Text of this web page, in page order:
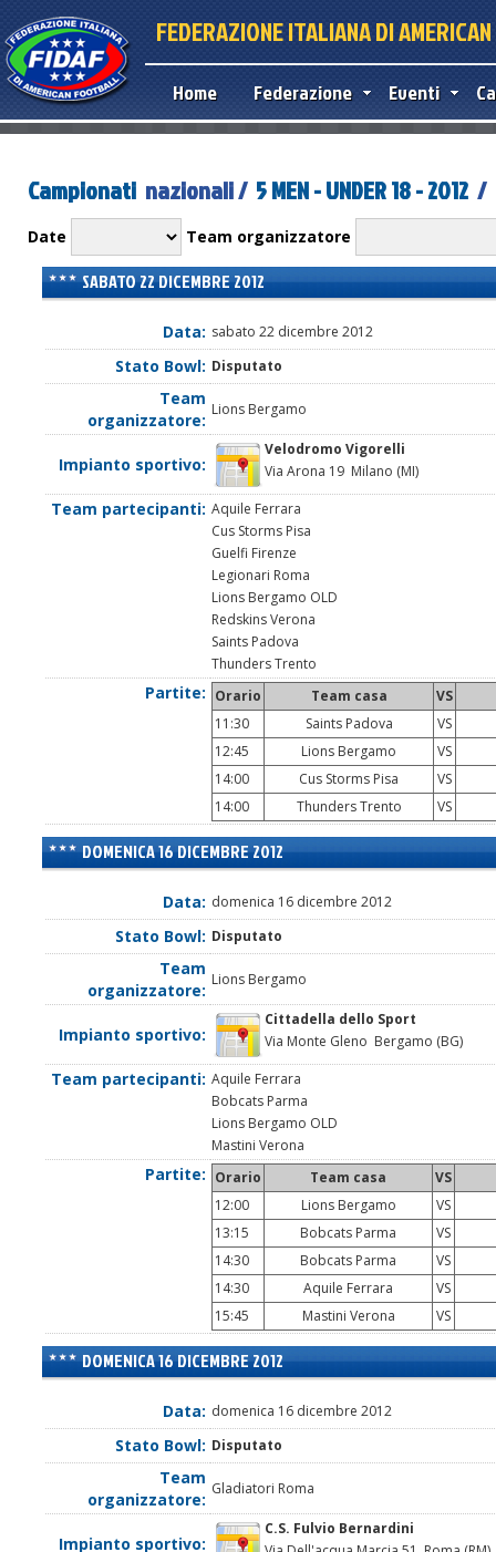
FEDERAZIONE ITALIANA DI
Home Federazione Eventi
Campionati nazionali / 5 MEN - UNDER 18 - 2012 /
Date Team organizzatore
SABATO 22 DICEMBRE 2012
Data: sabato 22 dicembre 2012
Stato Bowl: Disputato
Team
organizzatore:
Lions Bergamo
Impianto sportivo:
Velodromo Vigorelli
Via Arona 19 Milano (MI)
Team partecipanti: Aquile Ferrara
Cus Storms Pisa
Guelfi Firenze
Legionari Roma
Lions Bergamo OLD
Redskins Verona
Saints Padova
Thunders Trento
Partite: Orario Team casa
VS
11:30
Saints Padova
VS
12:45
Lions Bergamo VS
14:00
Cus Storms Pisa
VS
14:00
Thunders Trento VS
DOMENICA 16 DICEMBRE 2012
Data: domenica 16 dicembre 2012
Stato Bowl: Disputato
Team
organizzatore:
Lions Bergamo
Impianto sportivo:
Cittadella dello Sport
Via Monte Gleno Bergamo (BG)
Team partecipanti: Aquile Ferrara
Bobcats Parma
Lions Bergamo OLD
Mastini Verona
Partite: Orario Team casa
VS
12:00
Lions Bergamo VS
13:15
Bobcats Parma
VS
14:30
Bobcats Parma VS
14:30
Aquile Ferrara VS
15:45
Mastini Verona VS
DOMENICA 16 DICEMBRE 2012
Data: domenica 16 dicembre 2012
Stato Bowl: Disputato
Team
organizzatore:
Gladiatori Roma
Impianto sportivo:
C.S. Fulvio Bernardini